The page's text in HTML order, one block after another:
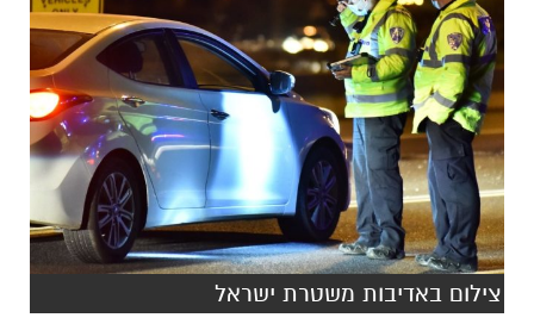
צילום באדיבות משטרת ישראל
הממשלה אישרה עקרונית את מתווה משרד
הבריאות לחג הפורים, מיום חמישי, ה-25.2.21
בערב ועד ראשון, ה-28.2.21 בבוקר: